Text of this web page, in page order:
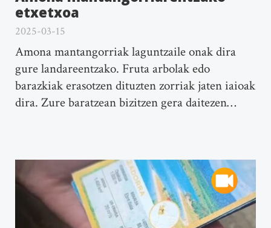
etxetxoa
2025-03-15
Amona mantangorriak laguntzaile onak dira
gure landareentzako. Fruta arbolak edo
barazkiak erasotzen dituzten zorriak jaten iaioak
dira. Zure baratzean bizitzen gera daitezen…